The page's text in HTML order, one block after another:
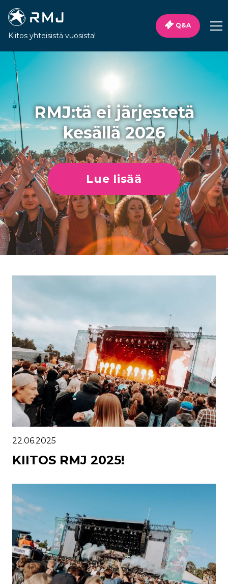
Kiitos yhteisistä vuosista!
Q&A
RMJ:tä ei järjestetä
kesällä 2026
Lue lisää
22.06.2025
KIITOS RMJ 2025!